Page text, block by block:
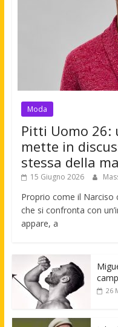
Moda
Pitti Uomo 26:
mette in
stessa della
15 Giugno 2026
Proprio come il
che si confronta con
appare, a
26